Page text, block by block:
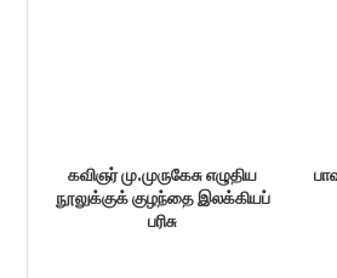
கவிஞர் மு.முருகேசு எழுதிய
நூலுக்குக் குழந்தை இலக்கியப்
பரிசு